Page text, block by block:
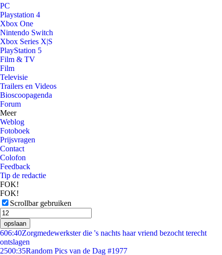
PC
Playstation 4
Xbox One
Nintendo Switch
Xbox Series X|S
PlayStation 5
Film & TV
Film
Televisie
Trailers en Videos
Bioscoopagenda
Forum
Meer
Weblog
Fotoboek
Prijsvragen
Contact
Colofon
Feedback
Tip de redactie
FOK!
FOK!
Scrollbar gebruiken
opslaan
606:40Zorgmedewerkster die 's nachts haar vriend bezocht terecht
ontslagen
2500:35Random Pics van de Dag #1977